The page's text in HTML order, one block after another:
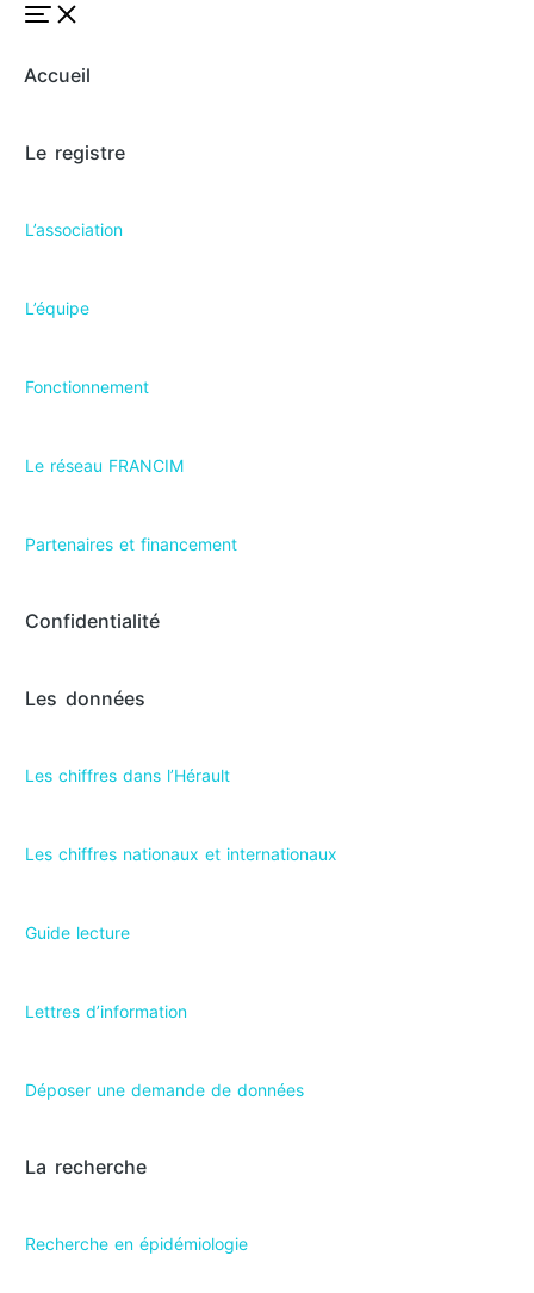
Accueil
Le registre
L’association
L’équipe
Fonctionnement
Le réseau FRANCIM
Partenaires et financement
Confidentialité
Les données
Les chiffres dans l’Hérault​
Les chiffres nationaux et internationaux
Guide lecture
Lettres d’information
Déposer une demande de données
La recherche
Recherche en épidémiologie